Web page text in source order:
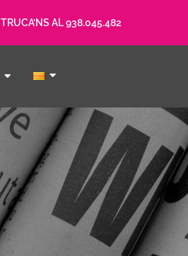
TRUCA’NS AL 938.045.482